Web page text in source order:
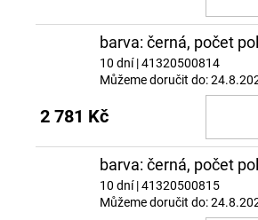
barva: černá, počet
10 dní| 41320500814
Můžeme doručit do:
2 781 Kč
barva: černá, počet
10 dní| 41320500815
Můžeme doručit do: